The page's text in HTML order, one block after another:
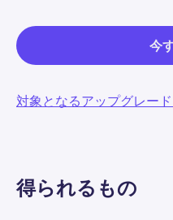
得られるもの
以下でもご利用いただけます。
今
対象となるアップグレー